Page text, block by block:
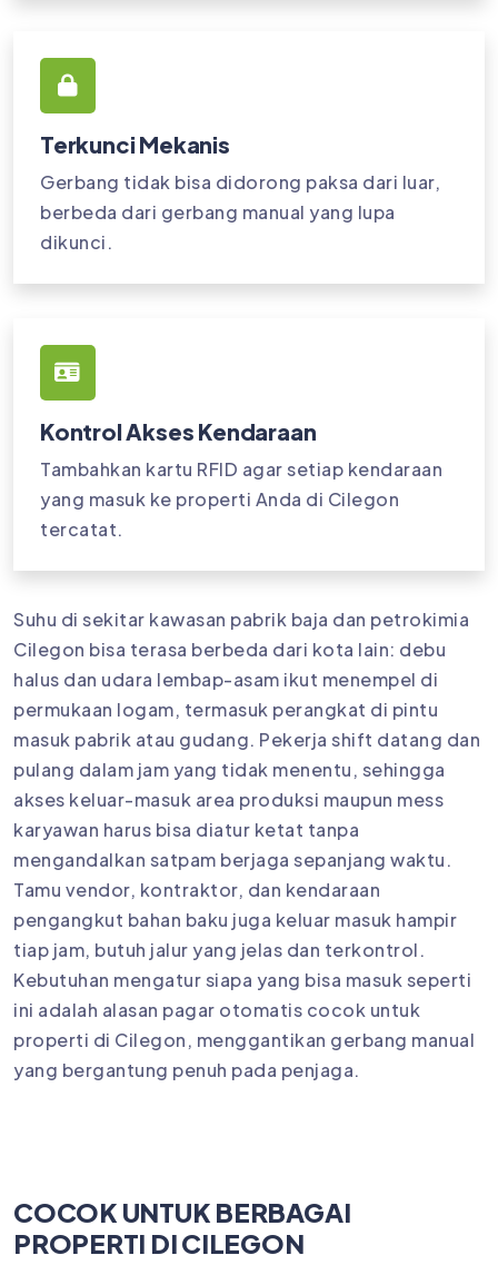
Terkunci Mekanis
Gerbang tidak bisa didorong paksa dari luar,
berbeda dari gerbang manual yang lupa
dikunci.
Kontrol Akses Kendaraan
Tambahkan kartu RFID agar setiap kendaraan
yang masuk ke properti Anda di Cilegon
tercatat.
Suhu di sekitar kawasan pabrik baja dan petrokimia
Cilegon bisa terasa berbeda dari kota lain: debu
halus dan udara lembap-asam ikut menempel di
permukaan logam, termasuk perangkat di pintu
masuk pabrik atau gudang. Pekerja shift datang dan
pulang dalam jam yang tidak menentu, sehingga
akses keluar-masuk area produksi maupun mess
karyawan harus bisa diatur ketat tanpa
mengandalkan satpam berjaga sepanjang waktu.
Tamu vendor, kontraktor, dan kendaraan
pengangkut bahan baku juga keluar masuk hampir
tiap jam, butuh jalur yang jelas dan terkontrol.
Kebutuhan mengatur siapa yang bisa masuk seperti
ini adalah alasan pagar otomatis cocok untuk
properti di Cilegon, menggantikan gerbang manual
yang bergantung penuh pada penjaga.
COCOK UNTUK BERBAGAI
PROPERTI DI CILEGON